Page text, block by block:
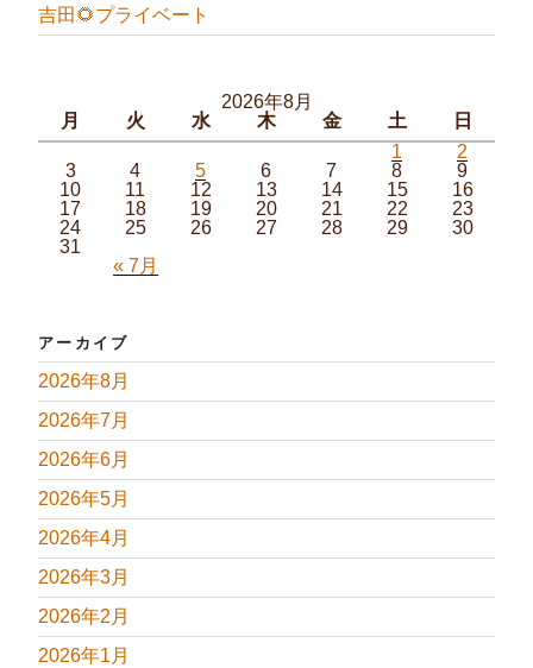
吉田🌻プライベート
2026年8月
月
火 水 木 金 土 日
« 7月
1
2
3
4 5 6 7 8
9
10
11 12 13 14 15
16
17
18 19 20 21 22
23
24
25 26 27 28 29
30
31
アーカイブ
2026年8月
2026年7月
2026年6月
2026年5月
2026年4月
2026年3月
2026年2月
2026年1月